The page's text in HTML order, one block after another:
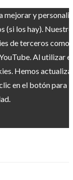
mejorar y
(si los hay). Nuestro
de terceros como
Al utilizar el
Hemos
en el botón para